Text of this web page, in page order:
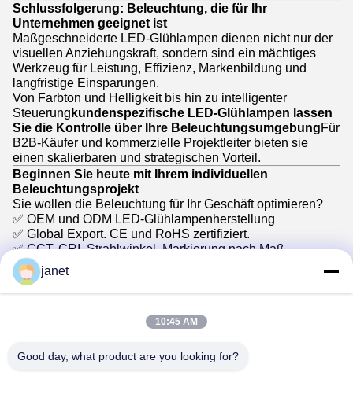
Schlussfolgerung: Beleuchtung, die für Ihr
Unternehmen geeignet ist
Maßgeschneiderte LED-Glühlampen dienen nicht nur der
visuellen Anziehungskraft, sondern sind ein mächtiges
Werkzeug für Leistung, Effizienz, Markenbildung und
langfristige Einsparungen.
Von Farbton und Helligkeit bis hin zu intelligenter
Steuerung kundenspezifische LED-Glühlampen lassen
Sie die Kontrolle über Ihre BeleuchtungsumgebungFür
B2B-Käufer und kommerzielle Projektleiter bieten sie
einen skalierbaren und strategischen Vorteil.
Beginnen Sie heute mit Ihrem individuellen
Beleuchtungsprojekt
Sie wollen die Beleuchtung für Ihr Geschäft optimieren?
✅ OEM und ODM LED-Glühlampenherstellung
✅ Global Export. CE und RoHS zertifiziert.
✅ CCT, CRI, Strahlwinkel, Markierung nach Maß
✅ Muster und Angebot innerhalb von 24 Stunden
[Kontaktieren Sie jetzt unser Beleuchtungsteam]
Lassen Sie uns Ihnen helfen, die perfekte LED-Bolle für
janet
10:45 AM
Good day, what product are you looking for?